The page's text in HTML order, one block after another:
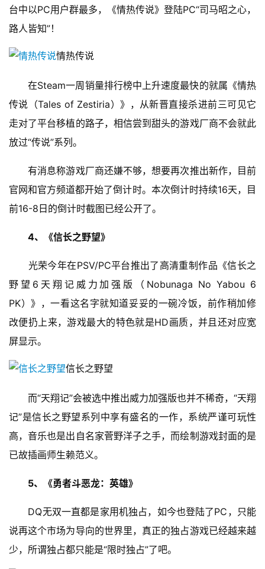
游
茶
原
创
游
界
手
单
游
台中以PC用户群最多，《情热传说》登陆PC“司马昭之心，
路人皆知”！
情热传说
在Steam一周销量排行榜中上升速度最快的就属《情热
传说（Tales of Zestiria）》，从新晋直接杀进前三可见它
走对了平台移植的路子，相信尝到甜头的游戏厂商不会就此
放过“传说”系列。
有消息称游戏厂商还嫌不够，想要再次推出新作，目前
官网和官方频道都开始了倒计时。本次倒计时持续16天，目
前16-8日的倒计时截图已经公开了。
4、《信长之野望》
光荣今年在PSV/PC平台推出了高清重制作品《信长之
野望6天翔记威力加强版（Nobunaga No Yabou 6
PK）》，一看这名字就知道妥妥的一碗冷饭，前作稍加修
改便扔上来，游戏最大的特色就是HD画质，并且还对应宽
屏显示。
信长之野望
而“天翔记”会被选中推出威力加强版也并不稀奇，“天翔
记”是信长之野望系列中享有盛名的一作，系统严谨可玩性
高，音乐也是出自名家菅野洋子之手，而绘制游戏封面的是
已故插画师生赖范义。
5、《勇者斗恶龙：英雄》
DQ无双一直都是家用机独占，如今也登陆了PC，只能
说再这个市场为导向的世界里，真正的独占游戏已经越来越
少，所谓独占都只能是“限时独占”了吧。